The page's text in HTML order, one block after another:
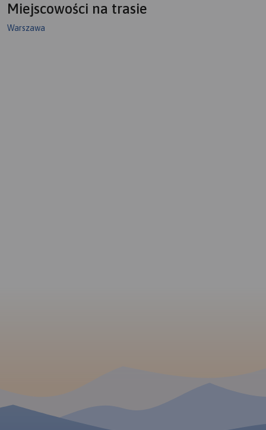
Miejscowości na trasie
Warszawa